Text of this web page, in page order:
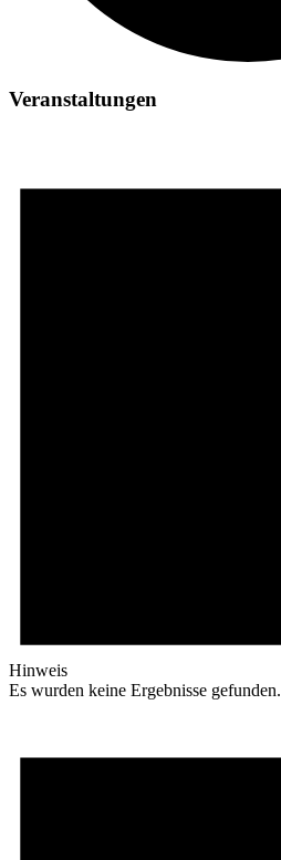
Veranstaltungen
Hinweis
Es wurden keine Ergebnisse gefunden.